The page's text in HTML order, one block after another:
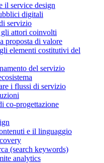
il service design
digitali
servizio
attori coinvolti
proposta di valore
elementi costitutivi del
del servizio
i flussi di servizio
co-progettazione
e il linguaggio
(search keywords)
analytics